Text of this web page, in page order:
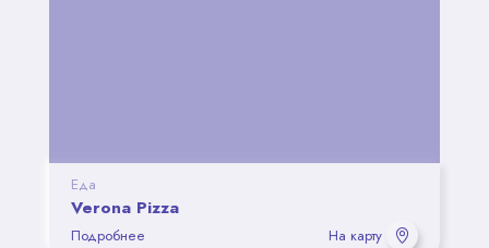
Еда
Verona Pizza
Подробнее На карту